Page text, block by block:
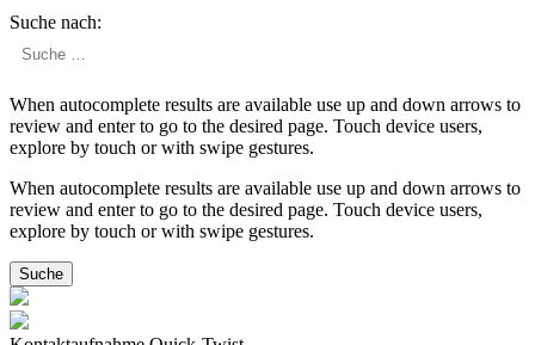
Suche nach:
When autocomplete results are available use up and down arrows to
review and enter to go to the desired page. Touch device users,
explore by touch or with swipe gestures.
When autocomplete results are available use up and down arrows to
review and enter to go to the desired page. Touch device users,
explore by touch or with swipe gestures.